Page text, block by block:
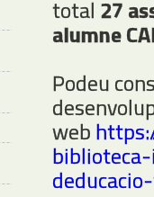
total 27
alumne
Podeu
web